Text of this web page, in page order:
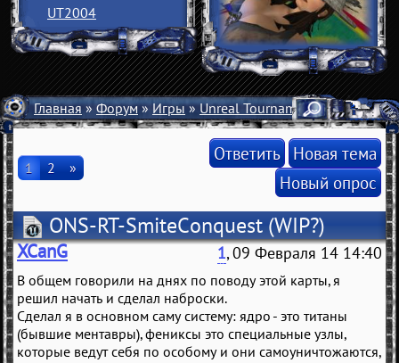
UT2004
Главная»Форум»Игры»Unreal Tournament 2004»
1 2 »
Ответить Новая тема
Новый опрос
ONS-RT-SmiteConquest (WIP?)
XCanG 1, 09 Февраля 14 14:40
В общем говорили на днях по поводу этой карты, я
решил начать и сделал наброски.
Сделал я в основном саму систему: ядро - это титаны
(бывшие ментавры), фениксы это специальные узлы,
которые ведут себя по особому и они самоуничтожаются,